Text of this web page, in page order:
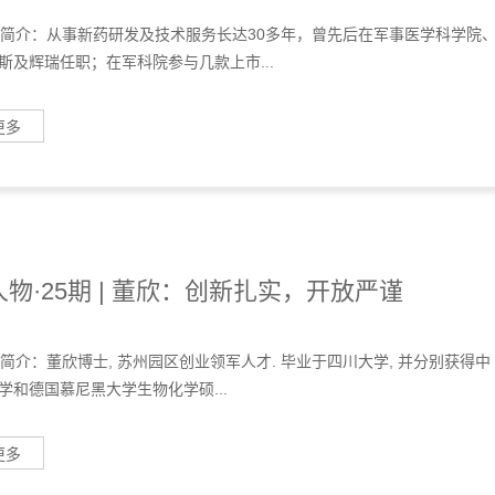
介：从事新药研发及技术服务长达30多年，曾先后在军事医学科学院
及辉瑞任职；在军科院参与几款上市...
多
物·25期 | 董欣：创新扎实，开放严谨
介：董欣博士, 苏州园区创业领军人才. 毕业于四川大学, 并分别获得中
和德国慕尼黑大学生物化学硕...
多